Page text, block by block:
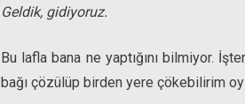
Geldik, gidiyoruz.
Bu lafla bana ne yaptığını bilmiyor.
bağı çözülüp birden yere çökebilirim